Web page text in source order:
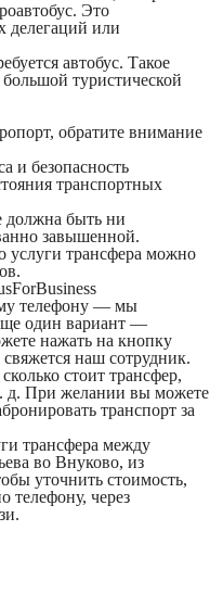
Это
делегаций или
автобус. Такое
туристической
обратите внимание
и безопасность
транспортных
должна быть ни
завышенной.
услуги трансфера можно
телефону — мы
один вариант —
нажать на кнопку
свяжется наш сотрудник.
стоит трансфер,
д. При желании вы можете
транспорт за
трансфера между
во Внуково, из
уточнить стоимость,
телефону, через